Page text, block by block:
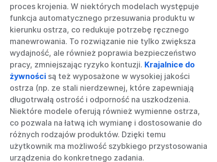
proces krojenia. W niektórych modelach występuje
funkcja automatycznego przesuwania produktu w
kierunku ostrza, co redukuje potrzebę ręcznego
manewrowania. To rozwiązanie nie tylko zwiększa
wydajność, ale również poprawia bezpieczeństwo
pracy, zmniejszając ryzyko kontuzji. Krajalnice do
żywności są też wyposażone w wysokiej jakości
ostrza (np. ze stali nierdzewnej, które zapewniają
długotrwałą ostrość i odporność na uszkodzenia.
Niektóre modele oferują również wymienne ostrza,
co pozwala na łatwą ich wymianę i dostosowanie do
różnych rodzajów produktów. Dzięki temu
użytkownik ma możliwość szybkiego przystosowania
urządzenia do konkretnego zadania.